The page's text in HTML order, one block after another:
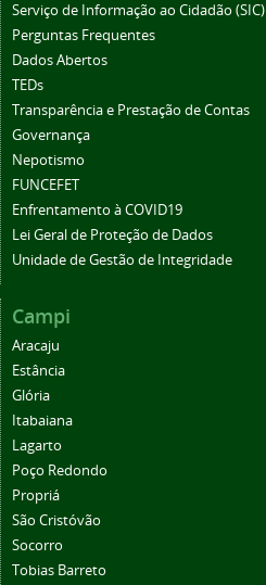
Serviço de Informação ao Cidadão (SIC)
Perguntas Frequentes
Dados Abertos
TEDs
Transparência e Prestação de Contas
Governança
Nepotismo
FUNCEFET
Enfrentamento à COVID19
Lei Geral de Proteção de Dados
Unidade de Gestão de Integridade
Campi
Aracaju
Estância
Glória
Itabaiana
Lagarto
Poço Redondo
Propriá
São Cristóvão
Socorro
Tobias Barreto